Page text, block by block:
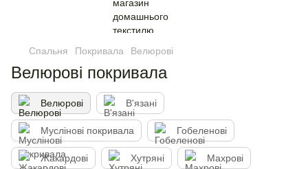
Спальня Покривала Велюрові
Велюрові покривала
Велюрові В'язані
Муслінові покривала Гобеленові
Жакардові Хутряні Махрові